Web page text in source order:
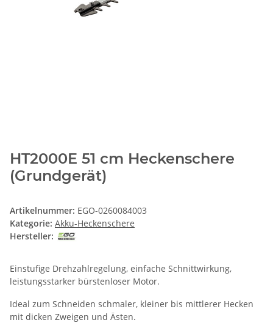
HT2000E 51 cm Heckenschere
(Grundgerät)
Artikelnummer: EGO-0260084003
Kategorie: Akku-Heckenschere
Hersteller:
Einstufige Drehzahlregelung, einfache Schnittwirkung,
leistungsstarker bürstenloser Motor.
Ideal zum Schneiden schmaler, kleiner bis mittlerer Hecken
mit dicken Zweigen und Ästen.